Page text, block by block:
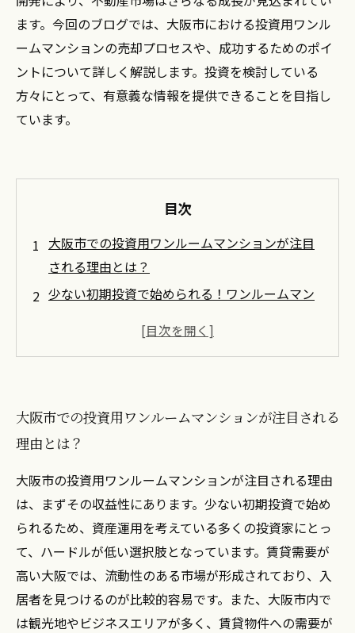
ます。今回のブログでは、大阪市における投資用ワンル
ームマンションの売却プロセスや、成功するためのポイ
ントについて詳しく解説します。投資を検討している
方々にとって、有意義な情報を提供できることを目指し
ています。
目次
大阪市での投資用ワンルームマンションが注目
される理由とは？
少ない初期投資で始められる！ワンルームマン
賃貸収入で安定したキャッシュフローを得る方
未来の成長を見越した大阪市の不動産市場の動
向
投資用ワンルームの売却プロセスを徹底解説
成功するための戦略！大阪市でのワンルーム売
却の要点
大阪市での投資用ワンルームマンションが注目される
理由とは？
大阪市の投資用ワンルームマンションが注目される理由
は、まずその収益性にあります。少ない初期投資で始め
られるため、資産運用を考えている多くの投資家にとっ
て、ハードルが低い選択肢となっています。賃貸需要が
高い大阪では、流動性のある市場が形成されており、入
居者を見つけるのが比較的容易です。また、大阪市内で
は観光地やビジネスエリアが多く、賃貸物件への需要が